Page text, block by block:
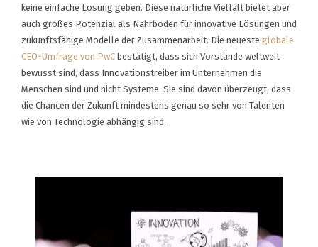
keine einfache Lösung geben. Diese natürliche Vielfalt bietet aber
auch großes Potenzial als Nährboden für innovative Lösungen und
zukunftsfähige Modelle der Zusammenarbeit. Die neueste globale
CEO-Umfrage von PwC bestätigt, dass sich Vorstände weltweit
bewusst sind, dass Innovationstreiber im Unternehmen die
Menschen sind und nicht Systeme. Sie sind davon überzeugt, dass
die Chancen der Zukunft mindestens genau so sehr von Talenten
wie von Technologie abhängig sind.